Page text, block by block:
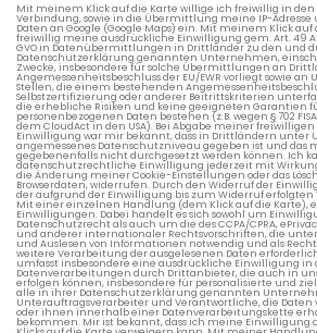
Mit meinem Klick auf die Karte willige ich freiwillig in
Verbindung, sowie in die Übermittlung meine IP-Adresse
Daten an Google (Google Maps) ein. Mit meinem Klick
freiwillig meine ausdrückliche Einwilligung gem. Art. 49
GVO in Datenübermittlungen in Drittländer zu den und
Datenschutzerklärung genannten Unternehmen,
Zwecke, insbesondere für solche Übermittlungen an
Angemessenheitsbeschluss der EU/EWR vorliegt sowie
Stellen, die einem bestehenden
Selbstzertifizierung oder anderer Beitrittskriterien
die erhebliche Risiken und keine geeigneten Garantien
personenbezogenen Daten bestehen (z.B. wegen § 702
dem CloudAct in den USA). Bei Abgabe meiner
Einwilligung war mir bekannt, dass in Drittländern unter
angemessenes Datenschutzniveau gegeben ist und das
gegebenenfalls nicht durchgesetzt werden können. Ich
datenschutzrechtliche Einwilligung jederzeit mit
die Änderung meiner Cookie-Einstellungen oder das
Browserdaten, widerrufen. Durch den Widerruf der
der aufgrund der Einwilligung bis zum Widerruf
Mit einer einzelnen Handlung (dem Klick auf die Karte),
Einwilligungen. Dabei handelt es sich sowohl um
Datenschutzrecht als auch um die des CCPA/CPRA,
und anderer internationaler Rechtsvorschriften, die
und Auslesen von Informationen notwendig und als
weitere Verarbeitung der ausgelesenen Daten
umfasst insbesondere eine ausdrückliche Einwilligung
Datenverarbeitungen durch Drittanbieter, die auch in
erfolgen können, insbesondere für personalisierte und
alle in ihrer Datenschutzerklärung genannten
Unterauftragsverarbeiter und Verantwortliche, die Daten
oder ihnen innerhalb einer Datenverarbeitungskette
bekommen. Mir ist bekannt, dass ich meine Einwilligung